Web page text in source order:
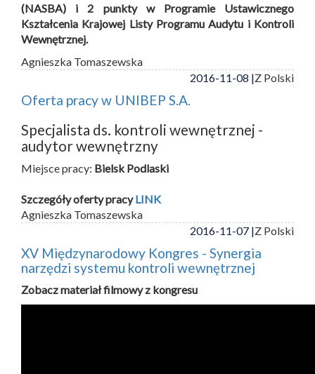
(NASBA) i 2 punkty w Programie Ustawicznego
Kształcenia Krajowej Listy Programu Audytu i Kontroli
Wewnętrznej.
Agnieszka Tomaszewska
2016-11-08 |Z Polski
Oferta pracy w UNIBEP S.A.
Specjalista ds. kontroli wewnętrznej -
audytor wewnętrzny
Miejsce pracy: Bielsk Podlaski
Szczegóły oferty pracyLINK
Agnieszka Tomaszewska
2016-11-07 |Z Polski
XV Międzynarodowy Kongres - Synergia
narzędzi systemu kontroli wewnętrznej
Zobacz materiał filmowy z kongresu